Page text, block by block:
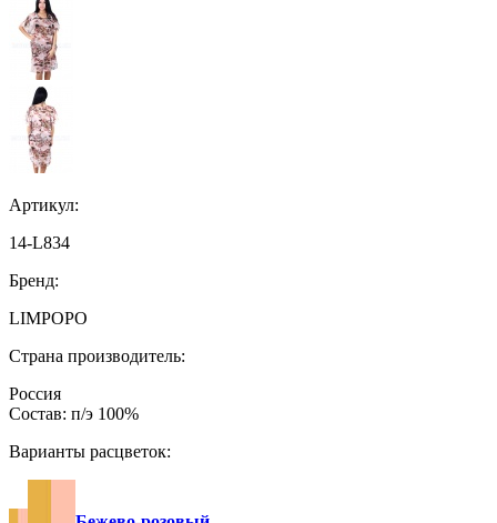
Артикул:
14-L834
Бренд:
LIMPOPO
Страна производитель:
Россия
Состав: п/э 100%
Варианты расцветок: